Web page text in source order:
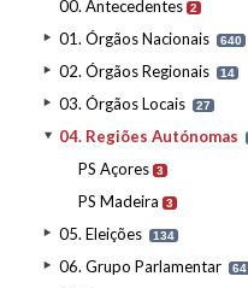
00. Antecedentes 2
01. Órgãos Nacionais 640
02. Órgãos Regionais 14
03. Órgãos Locais 27
04. Regiões Autónomas
PS Açores 3
PS Madeira 3
05. Eleições 134
06. Grupo Parlamentar 64